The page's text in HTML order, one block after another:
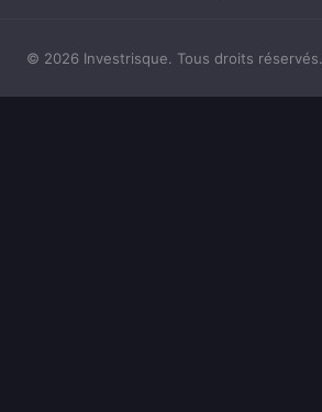
© 2026 Investrisque. Tous droits réservés.